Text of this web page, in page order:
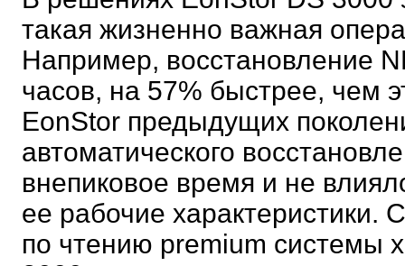
такая жизненно важная
Например, восстановление
часов, на 57% быстрее, чем
EonStor предыдущих
автоматического
внепиковое время и не
ее рабочие характеристики.
по чтению premium системы